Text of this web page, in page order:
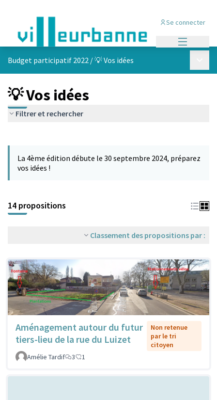
Se connecter
Budget participatif 2022 /💡 Vos idées
💡 Vos idées
Filtrer et rechercher
−
La 4ème édition débute le 30 septembre 2024, préparez
vos idées !
14 propositions
Classement des propositions par :
Aménagement autour du futur
tiers-lieu de la rue du Luizet
Non retenue
par le tri
citoyen
Amélie Tardif
3 1